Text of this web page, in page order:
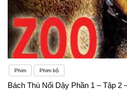
Phim Phim bộ
Bách Thú Nổi Dậy Phần 1 – Tập 2